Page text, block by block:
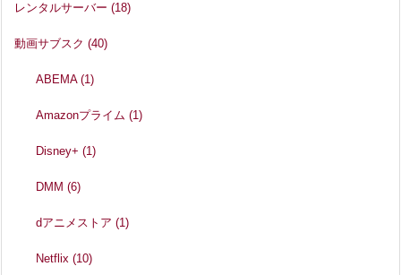
レンタルサーバー (18)
動画サブスク (40)
ABEMA(1)
Amazonプライム(1)
Disney+(1)
DMM(6)
dアニメストア(1)
Netflix(10)